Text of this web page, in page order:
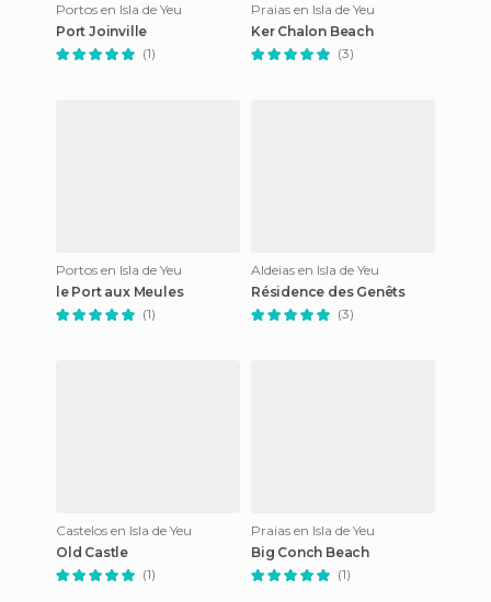
Portos en Isla de Yeu
Port Joinville
(1)
Praias en Isla de Yeu
Ker Chalon Beach
(3)
Portos en Isla de Yeu
le Port aux Meules
(1)
Aldeias en Isla de Yeu
Résidence des Genêts
(3)
Castelos en Isla de Yeu
Old Castle
(1)
Praias en Isla de Yeu
Big Conch Beach
(1)